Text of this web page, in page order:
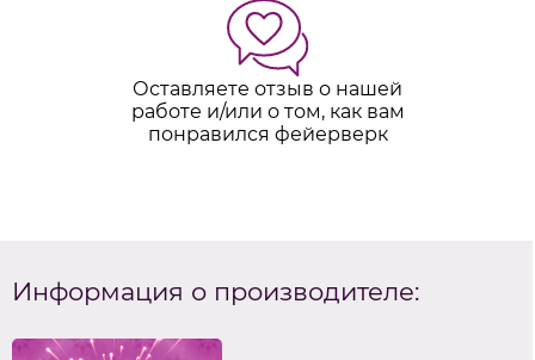
Оставляете отзыв о нашей
работе и/или о том, как вам
понравился фейерверк
Информация о производителе: